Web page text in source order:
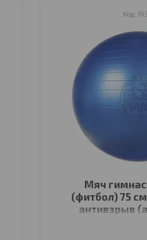
Мяч
(фитбол) 75
антивзрыв